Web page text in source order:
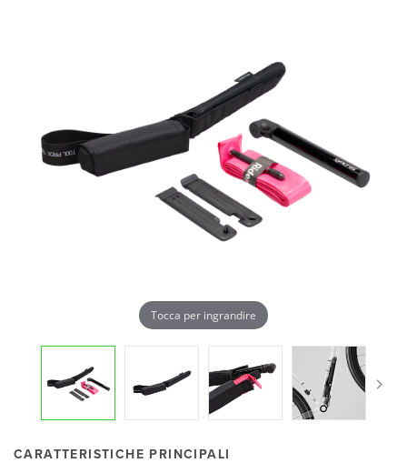
Tocca per ingrandire
CARATTERISTICHE PRINCIPALI